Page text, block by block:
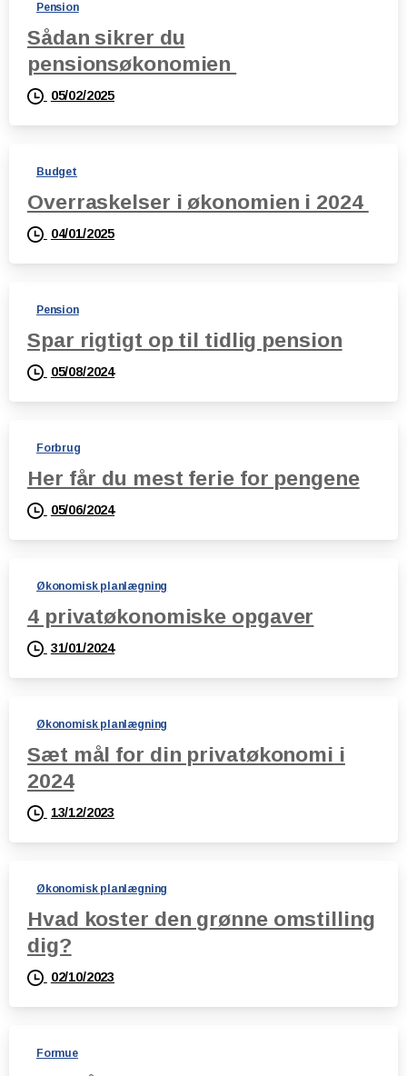
Pension
Sådan sikrer du
pensionsøkonomien
05/02/2025
Budget
Overraskelser i økonomien i 2024
04/01/2025
Pension
Spar rigtigt op til tidlig pension
05/08/2024
Forbrug
Her får du mest ferie for pengene
05/06/2024
Økonomisk planlægning
4 privatøkonomiske opgaver
31/01/2024
Økonomisk planlægning
Sæt mål for din privatøkonomi i
2024
13/12/2023
Økonomisk planlægning
Hvad koster den grønne omstilling
dig?
02/10/2023
Formue